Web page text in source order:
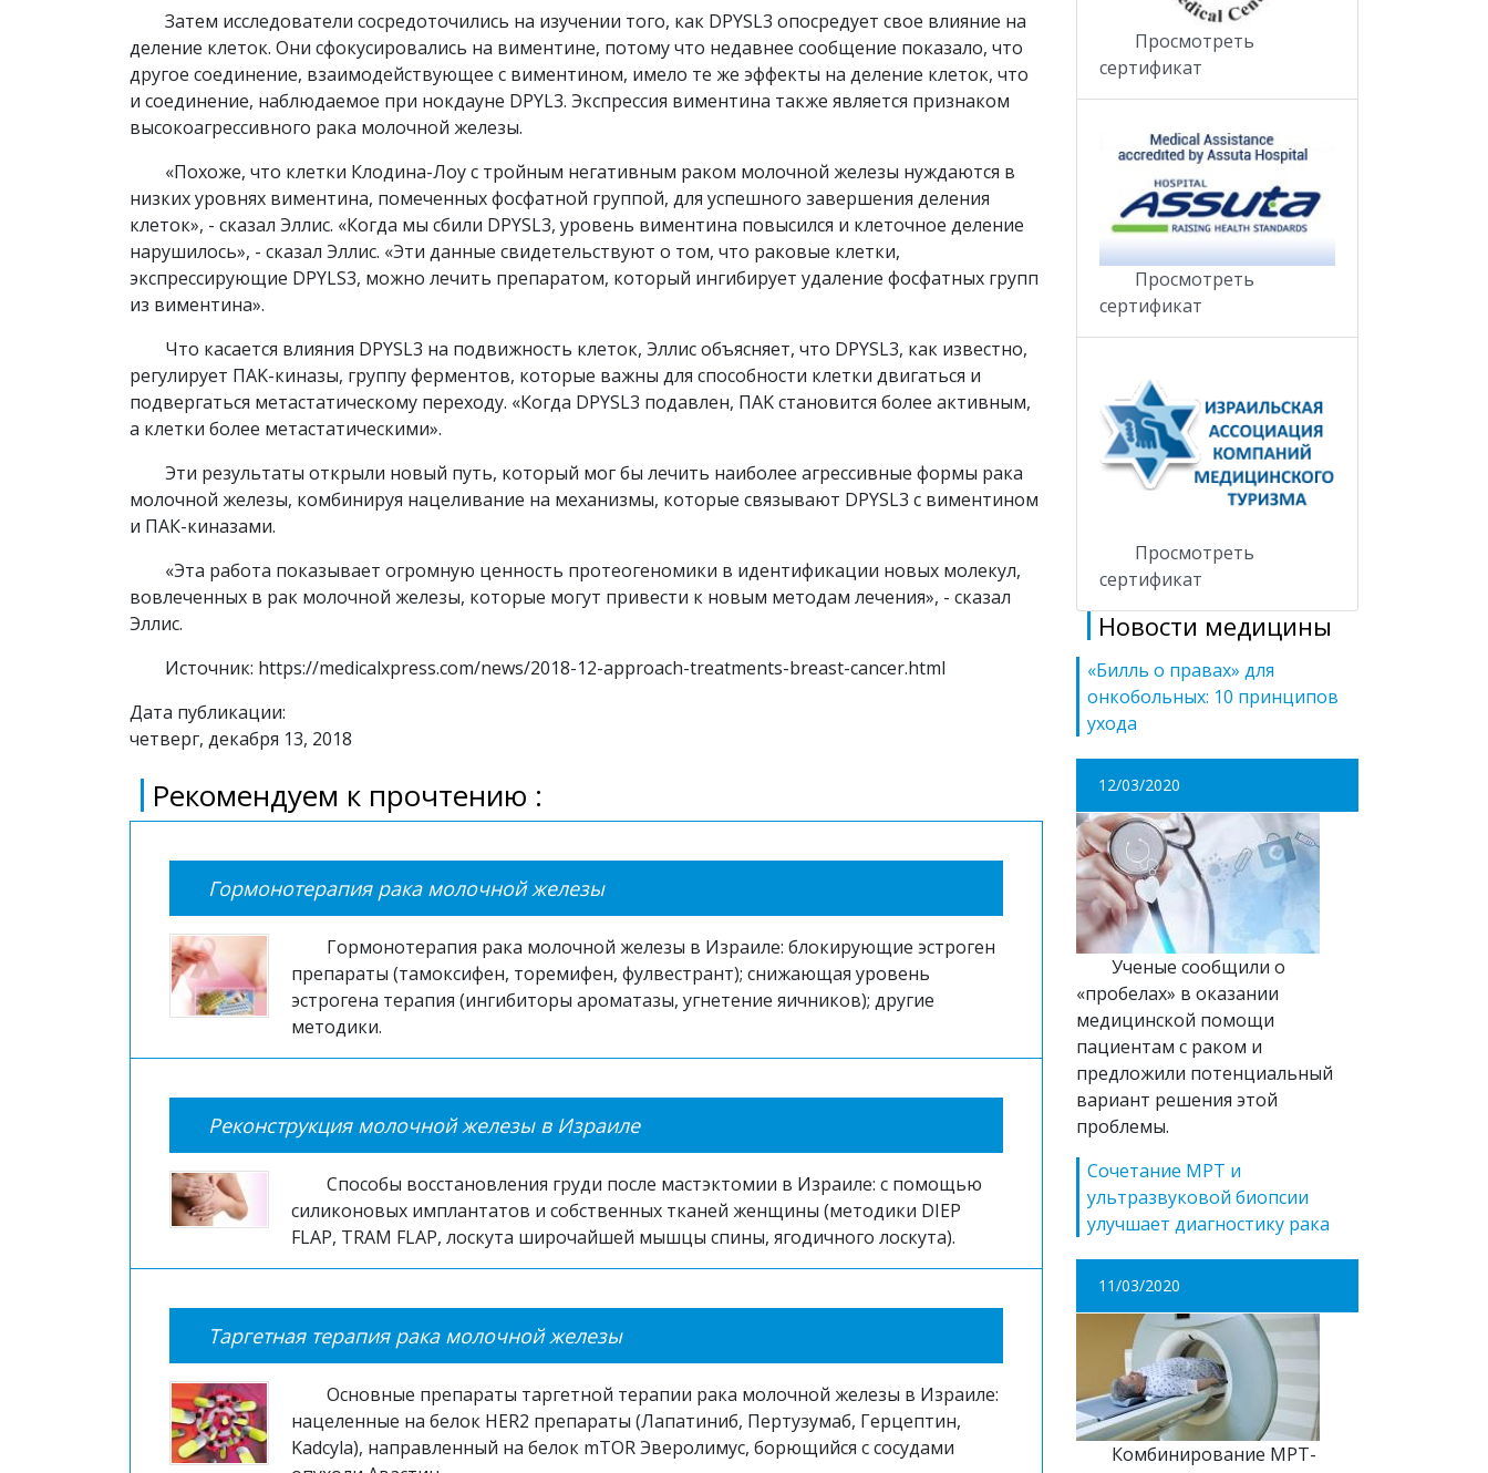
Затем исследователи сосредоточились на изучении того, как DPYSL3 опосредует свое влияние на
деление клеток. Они сфокусировались на виментине, потому что недавнее сообщение показало, что
другое соединение, взаимодействующее с виментином, имело те же эффекты на деление клеток, что
и соединение, наблюдаемое при нокдауне DPYL3. Экспрессия виментина также является признаком
высокоагрессивного рака молочной железы.
«Похоже, что клетки Клодина-Лоу с тройным негативным раком молочной железы нуждаются в
низких уровнях виментина, помеченных фосфатной группой, для успешного завершения деления
клеток», - сказал Эллис. «Когда мы сбили DPYSL3, уровень виментина повысился и клеточное деление
нарушилось», - сказал Эллис. «Эти данные свидетельствуют о том, что раковые клетки,
экспрессирующие DPYLS3, можно лечить препаратом, который ингибирует удаление фосфатных групп
из виментина».
Что касается влияния DPYSL3 на подвижность клеток, Эллис объясняет, что DPYSL3, как известно,
регулирует ПAK-киназы, группу ферментов, которые важны для способности клетки двигаться и
подвергаться метастатическому переходу. «Когда DPYSL3 подавлен, ПAK становится более активным,
а клетки более метастатическими».
Эти результаты открыли новый путь, который мог бы лечить наиболее агрессивные формы рака
молочной железы, комбинируя нацеливание на механизмы, которые связывают DPYSL3 с виментином
и ПАК-киназами.
«Эта работа показывает огромную ценность протеогеномики в идентификации новых молекул,
вовлеченных в рак молочной железы, которые могут привести к новым методам лечения», - сказал
Эллис.
Источник: https://medicalxpress.com/news/2018-12-approach-treatments-breast-cancer.html
Дата публикации:
четверг, декабря 13, 2018
Рекомендуем к прочтению :
Гормонотерапия рака молочной железы
Гормонотерапия рака молочной железы в Израиле: блокирующие эстроген
препараты (тамоксифен, торемифен, фулвестрант); снижающая уровень
эстрогена терапия (ингибиторы ароматазы, угнетение яичников); другие
методики.
Реконструкция молочной железы в Израиле
Способы восстановления груди после мастэктомии в Израиле: с помощью
силиконовых имплантатов и собственных тканей женщины (методики DIEP
FLAP, TRAM FLAP, лоскута широчайшей мышцы спины, ягодичного лоскута).
Таргетная терапия рака молочной железы
Основные препараты таргетной терапии рака молочной железы в Израиле:
нацеленные на белок HER2 препараты (Лапатиниб, Пертузумаб, Герцептин,
Kadcyla), направленный на белок mTOR Эверолимус, борющийся с сосудами
Просмотреть
сертификат
Просмотреть
сертификат
Просмотреть
сертификат
Новости медицины
«Билль о правах» для
онкобольных: 10 принципов
ухода
12/03/2020
Ученые сообщили о
«пробелах» в оказании
медицинской помощи
пациентам с раком и
предложили потенциальный
вариант решения этой
проблемы.
Сочетание МРТ и
ультразвуковой биопсии
улучшает диагностику рака
11/03/2020
Комбинирование МРТ-